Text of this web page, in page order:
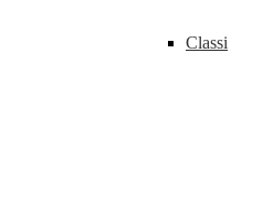
Classi